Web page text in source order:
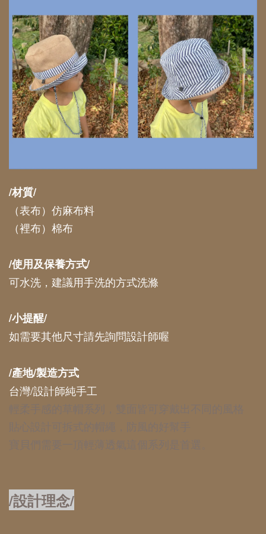
/材質/
（表布）仿麻布料
（裡布）棉布
/使用及保養方式/
可水洗，建議用手洗的方式洗滌
/小提醒/
如需要其他尺寸請先詢問設計師喔
/產地/製造方式
台灣/設計師純手工
/設計理念/